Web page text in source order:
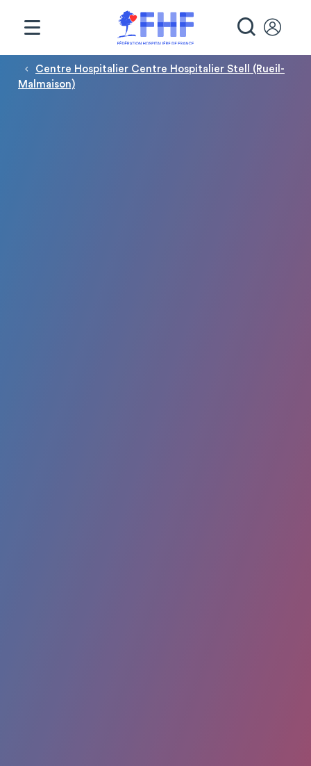
Fil d'Ariane
Centre Hospitalier Centre Hospitalier Stell (Rueil-
Malmaison)
Panneau de gestion des cookies